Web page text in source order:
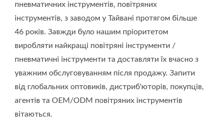
пневматичних інструментів, повітряних
інструментів, з заводом у Тайвані протягом більше
46 років. Завжди було нашим пріоритетом
виробляти найкращі повітряні інструменти /
пневматичні інструменти та доставляти їх вчасно з
уважним обслуговуванням після продажу. Запити
від глобальних оптовиків, дистриб'юторів, покупців,
агентів та OEM/ODM повітряних інструментів
вітаються.